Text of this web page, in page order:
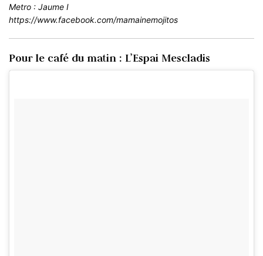
Metro : Jaume I
https://www.facebook.com/mamainemojitos
Pour le café du matin : L’Espai Mescladis